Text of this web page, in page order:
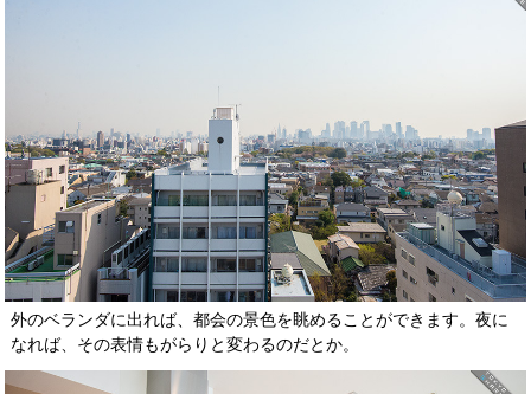
外のベランダに出れば、都会の景色を眺めることができます。夜に
なれば、その表情もがらりと変わるのだとか。